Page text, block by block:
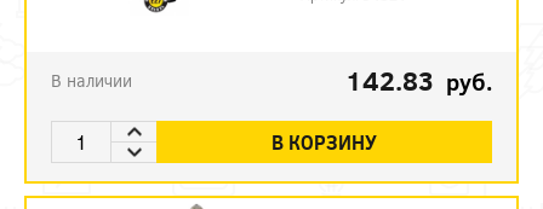
В наличии 142.83 руб.
В КОРЗИНУ